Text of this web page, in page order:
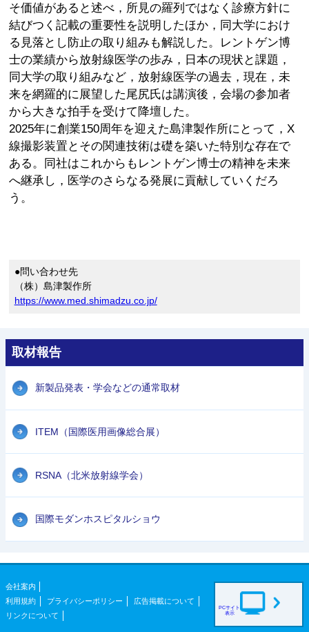
そ価値があると述べ，所見の羅列ではなく診療方針に
結びつく記載の重要性を説明したほか，同大学におけ
る見落とし防止の取り組みも解説した。レントゲン博
士の業績から放射線医学の歩み，日本の現状と課題，
同大学の取り組みなど，放射線医学の過去，現在，未
来を網羅的に展望した尾尻氏は講演後，会場の参加者
から大きな拍手を受けて降壇した。
2025年に創業150周年を迎えた島津製作所にとって，X
線撮影装置とその関連技術は礎を築いた特別な存在で
ある。同社はこれからもレントゲン博士の精神を未来
へ継承し，医学のさらなる発展に貢献していくだろ
う。
●問い合わせ先
（株）島津製作所
https://www.med.shimadzu.co.jp/
取材報告
新製品発表・学会などの通常取材
ITEM（国際医用画像総合展）
RSNA（北米放射線学会）
国際モダンホスピタルショウ
会社案内
利用規約
プライバシーポリシー
広告掲載について
リンクについて
PCサイト
表示